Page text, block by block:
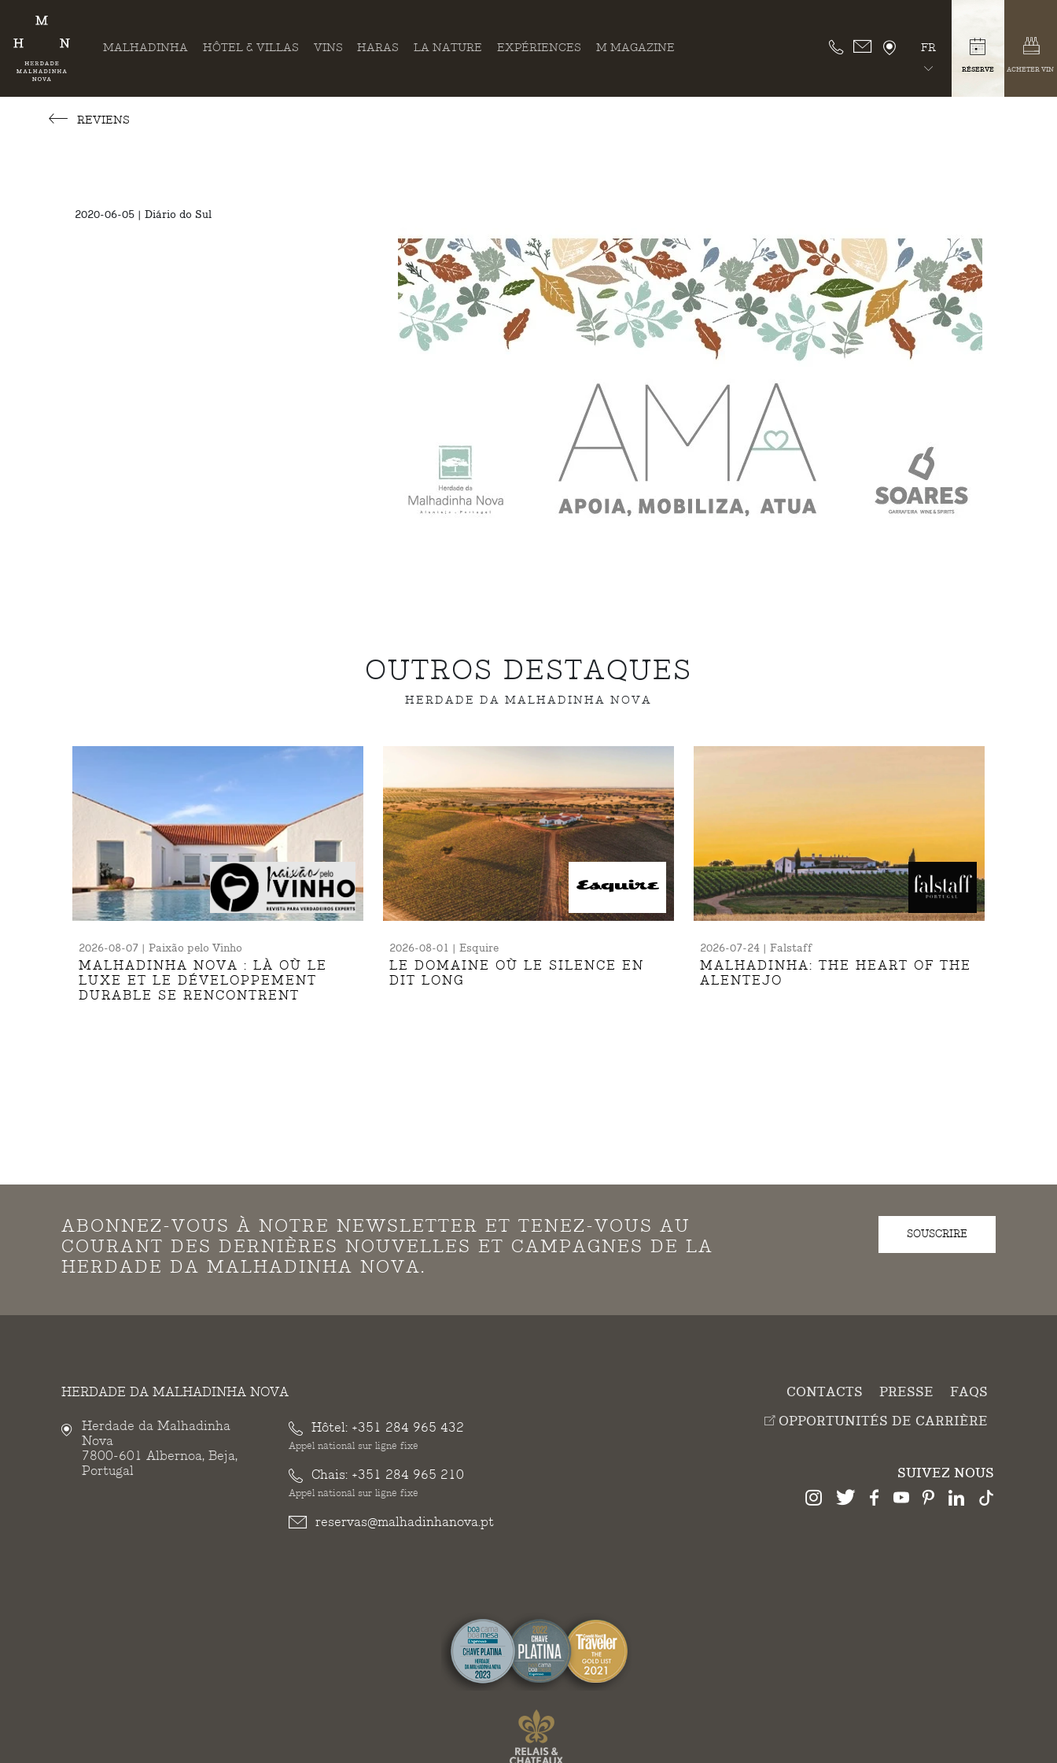
MALHADINHA HÔTEL & VILLAS VINS HARAS LA NATURE EXPÉRIENCES M MAGAZINE FR
RÉSERVE ACHETER VIN
REVIENS
2020-06-05 | Diário do Sul
OUTROS DESTAQUES
HERDADE DA MALHADINHA NOVA
2026-08-07 | Paixão pelo Vinho
MALHADINHA NOVA : LÀ OÙ LE
LUXE ET LE DÉVELOPPEMENT
DURABLE SE RENCONTRENT
2026-08-01 | Esquire
LE DOMAINE OÙ LE SILENCE EN
DIT LONG
2026-07-24 | Falstaff
MALHADINHA: THE HEART OF THE
ALENTEJO
ABONNEZ-VOUS À NOTRE NEWSLETTER ET TENEZ-VOUS AU
COURANT DES DERNIÈRES NOUVELLES ET CAMPAGNES DE LA
HERDADE DA MALHADINHA NOVA.
SOUSCRIRE
HERDADE DA MALHADINHA NOVA
Herdade da Malhadinha
Nova
7800-601 Albernoa, Beja,
Portugal
Hôtel: +351 284 965 432
Appel national sur ligne fixe
Chais: +351 284 965 210
Appel national sur ligne fixe
reservas@malhadinhanova.pt
CONTACTS PRESSE
FAQS
OPPORTUNITÉS DE CARRIÈRE
SUIVEZ NOUS